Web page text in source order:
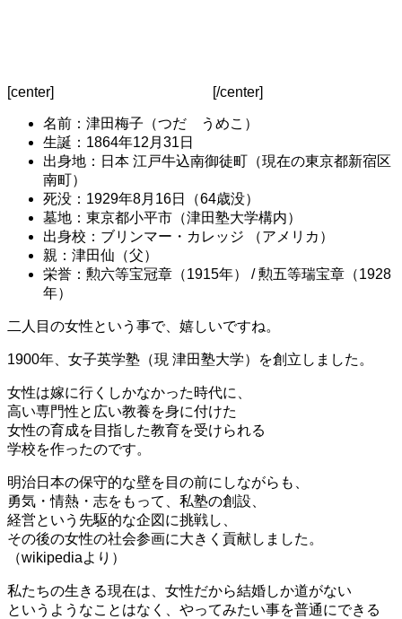
[center] [/center]
名前：津田梅子（つだ うめこ）
生誕：1864年12月31日
出身地：日本 江戸牛込南御徒町（現在の東京都新宿区
南町）
死没：1929年8月16日（64歳没）
墓地：東京都小平市（津田塾大学構内）
出身校：ブリンマー・カレッジ （アメリカ）
親：津田仙（父）
栄誉：勲六等宝冠章（1915年） / 勲五等瑞宝章（1928
年）
二人目の女性という事で、嬉しいですね。
1900年、女子英学塾（現 津田塾大学）を創立しました。
女性は嫁に行くしかなかった時代に、
高い専門性と広い教養を身に付けた
女性の育成を目指した教育を受けられる
学校を作ったのです。
明治日本の保守的な壁を目の前にしながらも、
勇気・情熱・志をもって、私塾の創設、
経営という先駆的な企図に挑戦し、
その後の女性の社会参画に大きく貢献しました。
（wikipediaより）
私たちの生きる現在は、女性だから結婚しか道がない
というようなことはなく、やってみたい事を普通にできる